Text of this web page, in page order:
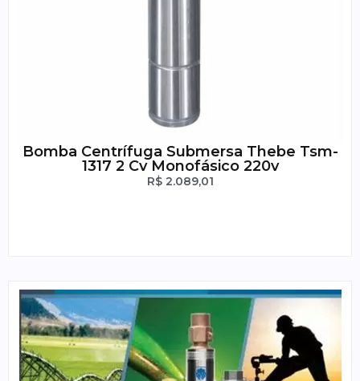
Bomba Centrífuga Submersa Thebe Tsm-
1317 2 Cv Monofásico 220v
R$2.089,01